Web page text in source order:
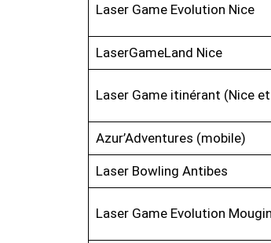
Laser Game Evolution Nice
LaserGameLand Nice
Laser Game itinérant (Nice
Azur’Adventures (mobile)
Laser Bowling Antibes
Laser Game Evolution